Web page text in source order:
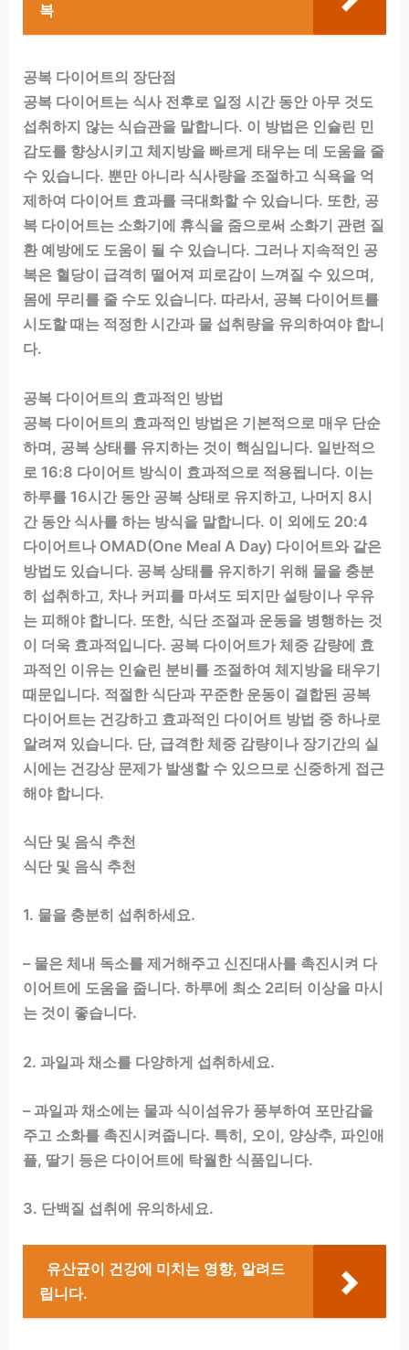
복
공복 다이어트의 장단점
공복 다이어트는 식사 전후로 일정 시간 동안 아무 것도
섭취하지 않는 식습관을 말합니다. 이 방법은 인슐린 민
감도를 향상시키고 체지방을 빠르게 태우는 데 도움을 줄
수 있습니다. 뿐만 아니라 식사량을 조절하고 식욕을 억
제하여 다이어트 효과를 극대화할 수 있습니다. 또한, 공
복 다이어트는 소화기에 휴식을 줌으로써 소화기 관련 질
환 예방에도 도움이 될 수 있습니다. 그러나 지속적인 공
복은 혈당이 급격히 떨어져 피로감이 느껴질 수 있으며,
몸에 무리를 줄 수도 있습니다. 따라서, 공복 다이어트를
시도할 때는 적정한 시간과 물 섭취량을 유의하여야 합니
다.
공복 다이어트의 효과적인 방법
공복 다이어트의 효과적인 방법은 기본적으로 매우 단순
하며, 공복 상태를 유지하는 것이 핵심입니다. 일반적으
로 16:8 다이어트 방식이 효과적으로 적용됩니다. 이는
하루를 16시간 동안 공복 상태로 유지하고, 나머지 8시
간 동안 식사를 하는 방식을 말합니다. 이 외에도 20:4
다이어트나 OMAD(One Meal A Day) 다이어트와 같은
방법도 있습니다. 공복 상태를 유지하기 위해 물을 충분
히 섭취하고, 차나 커피를 마셔도 되지만 설탕이나 우유
는 피해야 합니다. 또한, 식단 조절과 운동을 병행하는 것
이 더욱 효과적입니다. 공복 다이어트가 체중 감량에 효
과적인 이유는 인슐린 분비를 조절하여 체지방을 태우기
때문입니다. 적절한 식단과 꾸준한 운동이 결합된 공복
다이어트는 건강하고 효과적인 다이어트 방법 중 하나로
알려져 있습니다. 단, 급격한 체중 감량이나 장기간의 실
시에는 건강상 문제가 발생할 수 있으므로 신중하게 접근
해야 합니다.
식단 및 음식 추천
식단 및 음식 추천
1. 물을 충분히 섭취하세요.
– 물은 체내 독소를 제거해주고 신진대사를 촉진시켜 다
이어트에 도움을 줍니다. 하루에 최소 2리터 이상을 마시
는 것이 좋습니다.
2. 과일과 채소를 다양하게 섭취하세요.
– 과일과 채소에는 물과 식이섬유가 풍부하여 포만감을
주고 소화를 촉진시켜줍니다. 특히, 오이, 양상추, 파인애
플, 딸기 등은 다이어트에 탁월한 식품입니다.
3. 단백질 섭취에 유의하세요.
유산균이 건강에 미치는 영향, 알려드
립니다.